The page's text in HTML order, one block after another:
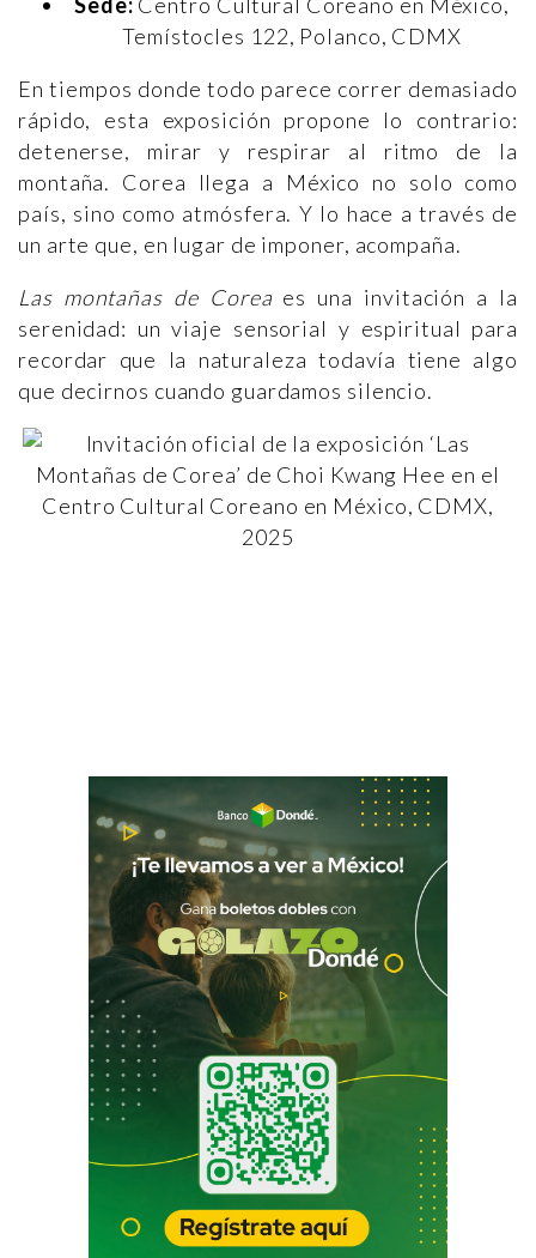
Temístocles 122, Polanco, CDMX
En tiempos donde todo parece correr demasiado
rápido, esta exposición propone lo contrario:
detenerse, mirar y respirar al ritmo de la
montaña. Corea llega a México no solo como
país, sino como atmósfera. Y lo hace a través de
un arte que, en lugar de imponer, acompaña.
Las montañas de Corea es una invitación a la
serenidad: un viaje sensorial y espiritual para
recordar que la naturaleza todavía tiene algo
que decirnos cuando guardamos silencio.